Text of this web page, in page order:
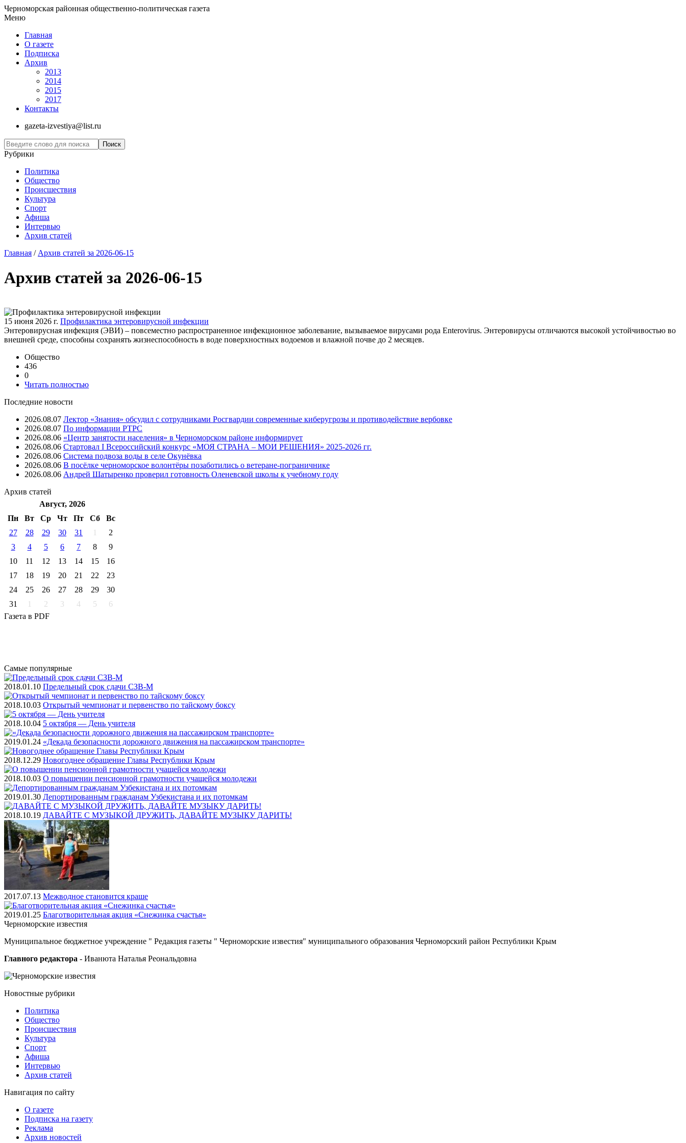
Черноморская районная общественно-политическая газета
Меню
Главная
О газете
Подписка
Архив
2013
2014
2015
2017
Контакты
gazeta-izvestiya@list.ru
Рубрики
Политика
Общество
Проиcшествия
Культура
Спорт
Афиша
Интервью
Архив статей
Главная / Архив статей за 2026-06-15
Архив статей за 2026-06-15
15 июня 2026 г. Профилактика энтеровирусной инфекции
Энтеровирусная инфекция (ЭВИ) – повсеместно распространенное инфекционное заболевание, вызываемое вирусами рода Enterovirus. Энтеровирусы отличаются высокой устойчивостью во
внешней среде, способны сохранять жизнеспособность в воде поверхностных водоемов и влажной почве до 2 месяцев.
Общество
436
0
Читать полностью
Последние новости
2026.08.07 Лектор «Знания» обсудил с сотрудниками Росгвардии современные киберугрозы и противодействие вербовке
2026.08.07 ⁠По информации РТРС
2026.08.06 «Центр занятости населения» в Черноморском районе информирует
2026.08.06 Стартовал I Всероссийский конкурс «МОЯ СТРАНА – МОИ РЕШЕНИЯ» 2025-2026 гг.
2026.08.06 Система подвоза воды в селе Окунёвка
2026.08.06 В посёлке черноморское волонтёры позаботились о ветеране-пограничнике
2026.08.06 Андрей Шатыренко проверил готовность Оленевской школы к учебному году
Архив статей
Август, 2026
Пн
Вт Ср Чт Пт Cб
Вс
27
28 29 30 31 1
2
3
4 5 6 7 8
9
10
11 12 13 14 15
16
17
18 19 20 21 22
23
24
25 26 27 28 29
30
31
1 2 3 4 5
6
Газета в PDF
Самые популярные
2018.01.10 Предельный срок сдачи СЗВ-М
2018.10.03 Открытый чемпионат и первенство по тайскому боксу
2018.10.04 5 октября — День учителя
2019.01.24 «Декада безопасности дорожного движения на пассажирском транспорте»
2018.12.29 Новогоднее обращение Главы Республики Крым
2018.10.03 О повышении пенсионной грамотности учащейся молодежи
2019.01.30 Депортированным гражданам Узбекистана и их потомкам
2018.10.19 ДАВАЙТЕ С МУЗЫКОЙ ДРУЖИТЬ, ДАВАЙТЕ МУЗЫКУ ДАРИТЬ!
2017.07.13 Межводное становится краше
2019.01.25 Благотворительная акция «Снежинка счастья»
Черноморские известия
Муниципальное бюджетное учреждение " Редакция газеты " Черноморские известия" муниципального образования Черноморский район Республики Крым
Главного редактора - Иванюта Наталья Реональдовна
Новостные рубрики
Политика
Общество
Проиcшествия
Культура
Спорт
Афиша
Интервью
Архив статей
Навигация по сайту
О газете
Подписка на газету
Реклама
Архив новостей